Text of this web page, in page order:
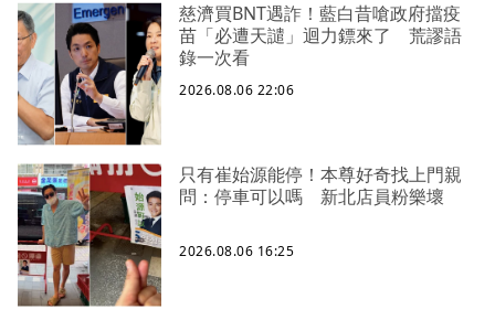
慈濟買BNT遇詐！藍白昔嗆政府擋疫
苗「必遭天譴」迴力鏢來了 荒謬語
錄一次看
2026.08.06 22:06
只有崔始源能停！本尊好奇找上門親
問：停車可以嗎 新北店員粉樂壞
2026.08.06 16:25